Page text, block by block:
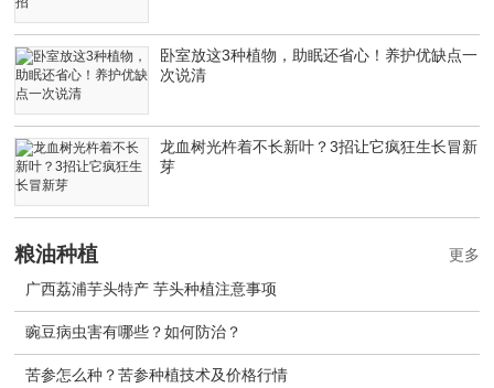
卧室放这3种植物，助眠还省心！养护优缺点一
次说清
龙血树光杵着不长新叶？3招让它疯狂生长冒新
芽
粮油种植
广西荔浦芋头特产 芋头种植注意事项
豌豆病虫害有哪些？如何防治？
苦参怎么种？苦参种植技术及价格行情
更多